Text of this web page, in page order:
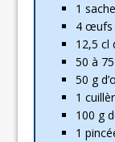
1
4 œufs
12,5 cl
50 à
50 g
1
100 g
1